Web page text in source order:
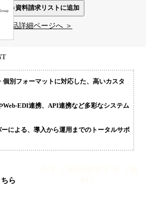
資料請求リストに追加
製品詳細ページへ ＞
個別フォーマットに対応した、高いカスタ
Web-EDI連携、API連携など多彩なシステム
による、導入から運用までのトータルサポ
ら